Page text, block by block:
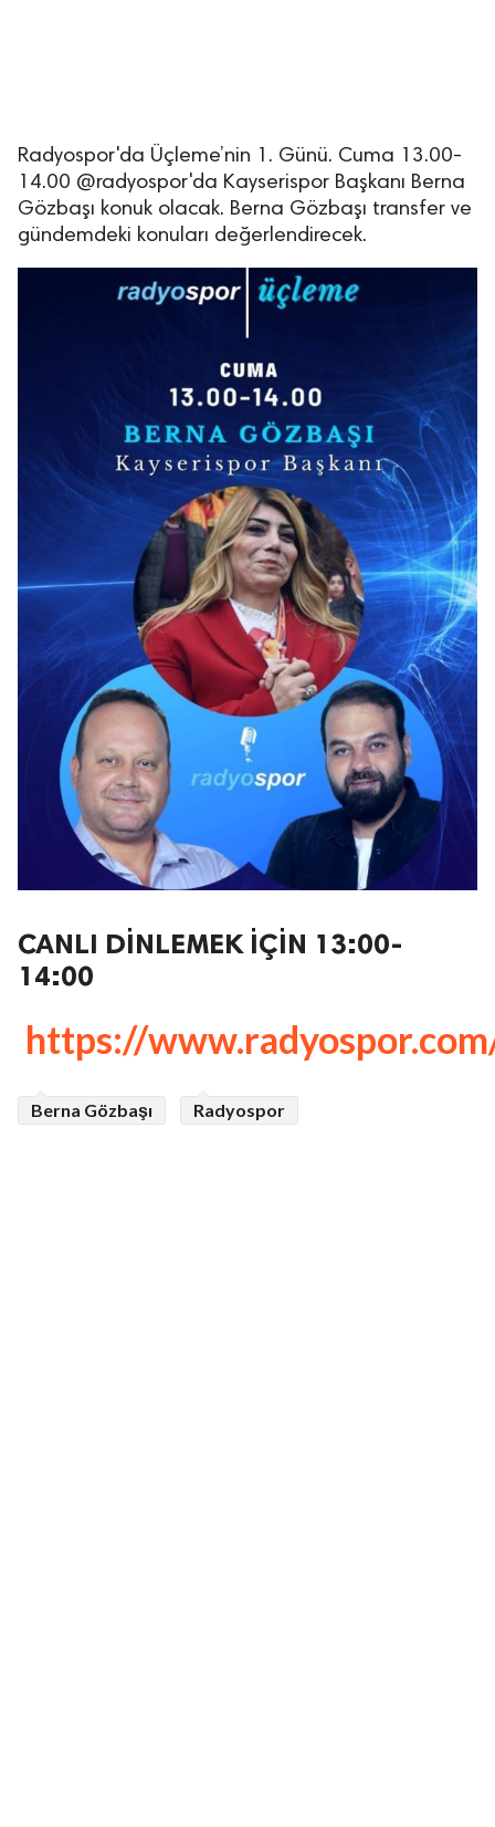
Radyospor'da Üçleme’nin 1. Günü. Cuma 13.00-
14.00 @radyospor'da Kayserispor Başkanı Berna
Gözbaşı konuk olacak. Berna Gözbaşı transfer ve
gündemdeki konuları değerlendirecek.
CANLI DİNLEMEK İÇİN 13:00-
14:00
https://
Berna Gözbaşı Radyospor